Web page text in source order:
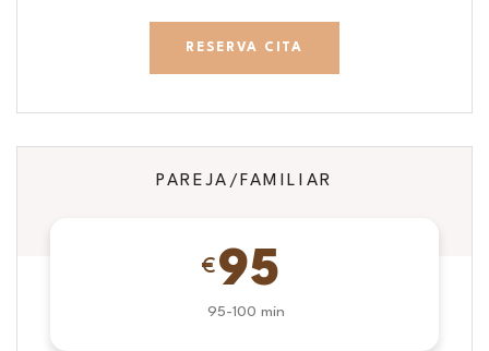
RESERVA CITA
PAREJA/FAMILIAR
€ 95
95-100 min